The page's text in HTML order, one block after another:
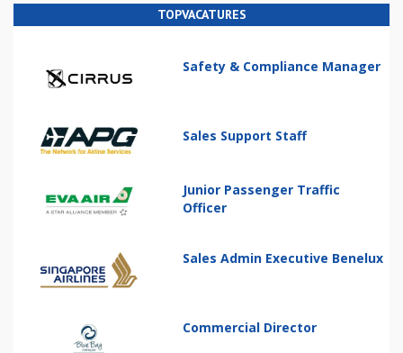
TOPVACATURES
Safety & Compliance Manager
Sales Support Staff
Junior Passenger Traffic
Officer
Sales Admin Executive Benelux
Commercial Director